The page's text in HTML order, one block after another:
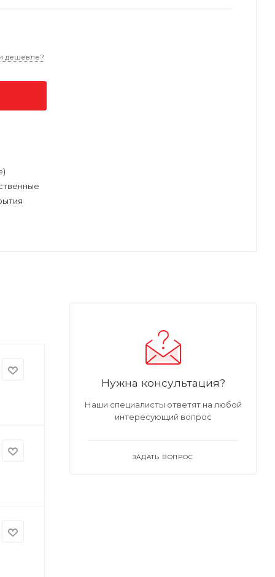
дешевле?
Нужна консультация?
Наши специалисты ответят на любой
интересующий вопрос
ЗАДАТЬ ВОПРОС